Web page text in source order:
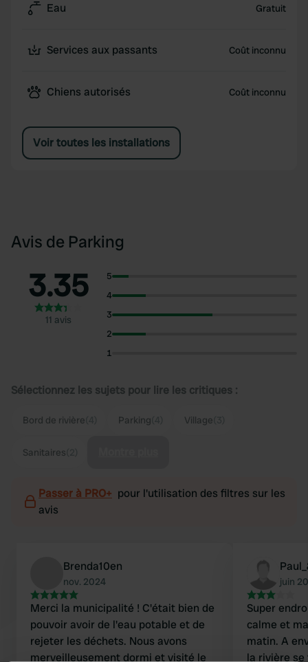
Eau Gratuit
Services aux passants Coût inconnu
Chiens autorisés Coût inconnu
Voir toutes les installations
Avis de Parking
3.35
11 avis
5
4
3
2
1
Sélectionnez les sujets pour lire les critiques :
Bord de rivière Parking Village
Sanitaires
Passer à PRO+ pour l'utilisation des filtres sur les
avis
Brenda10en
nov. 2024
Merci la municipalité ! C'était bien de
pouvoir avoir de l'eau potable et de
rejeter les déchets. Nous avons
merveilleusement dormi et visité le
juin
Super
calme et
matin. A
la rivière